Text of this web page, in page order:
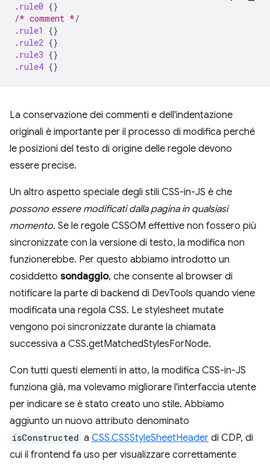
. rule0 {}
/* comment */
. rule1
{}
. rule2 {}
. rule3 {}
. rule4 {}
La conservazione dei commenti e dell'indentazione
originali è importante per il processo di modifica perché
le posizioni del testo di origine delle regole devono
essere precise.
Un altro aspetto speciale degli stili CSS-in-JS è che
possono essere modificati dalla pagina in qualsiasi
momento. Se le regole CSSOM effettive non fossero più
sincronizzate con la versione di testo, la modifica non
funzionerebbe. Per questo abbiamo introdotto un
cosiddetto sondaggio, che consente al browser di
notificare la parte di backend di DevTools quando viene
modificata una regola CSS. Le stylesheet mutate
vengono poi sincronizzate durante la chiamata
successiva a CSS.getMatchedStylesForNode.
Con tutti questi elementi in atto, la modifica CSS-in-JS
funziona già, ma volevamo migliorare l'interfaccia utente
per indicare se è stato creato uno stile. Abbiamo
aggiunto un nuovo attributo denominato
isConstructed a CSS.CSSStyleSheetHeader di CDP, di
cui il frontend fa uso per visualizzare correttamente